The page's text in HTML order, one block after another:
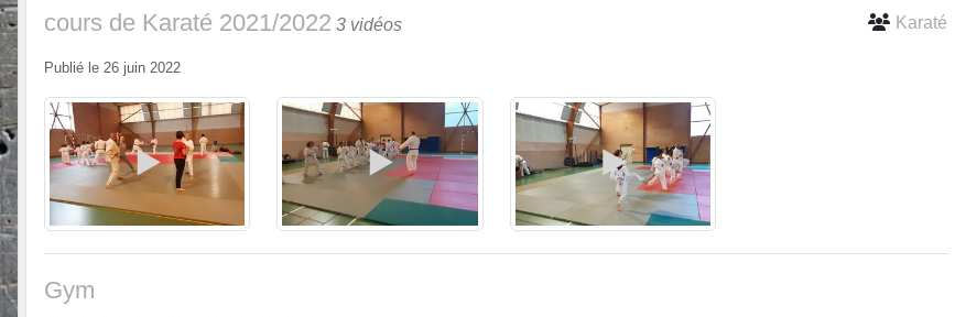
cours de Karaté 2021/2022 3 vidéos Karaté
Publié le 26 juin 2022
Gym